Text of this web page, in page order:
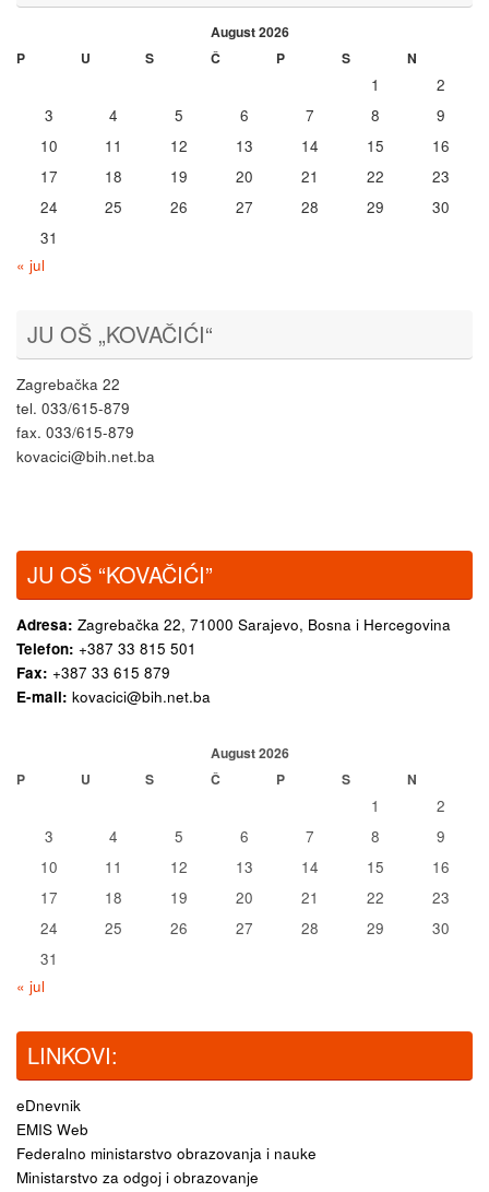
August 2026
P
U S Č P S N
1
2
3
4 5 6 7 8
9
10
11 12 13 14 15
16
17
18 19 20 21 22
23
24
25 26 27 28 29
30
31
« jul
JU OŠ „KOVAČIĆI“
Zagrebačka 22
tel. 033/615-879
fax. 033/615-879
kovacici@bih.net.ba
JU OŠ “KOVAČIĆI”
Adresa: Zagrebačka 22, 71000 Sarajevo, Bosna i Hercegovina
Telefon: +387 33 815 501
Fax: +387 33 615 879
E-mail: kovacici@bih.net.ba
August 2026
P
U S Č P S N
1
2
3
4 5 6 7 8
9
10
11 12 13 14 15
16
17
18 19 20 21 22
23
24
25 26 27 28 29
30
31
« jul
LINKOVI:
eDnevnik
EMIS Web
Federalno ministarstvo obrazovanja i nauke
Ministarstvo za odgoj i obrazovanje